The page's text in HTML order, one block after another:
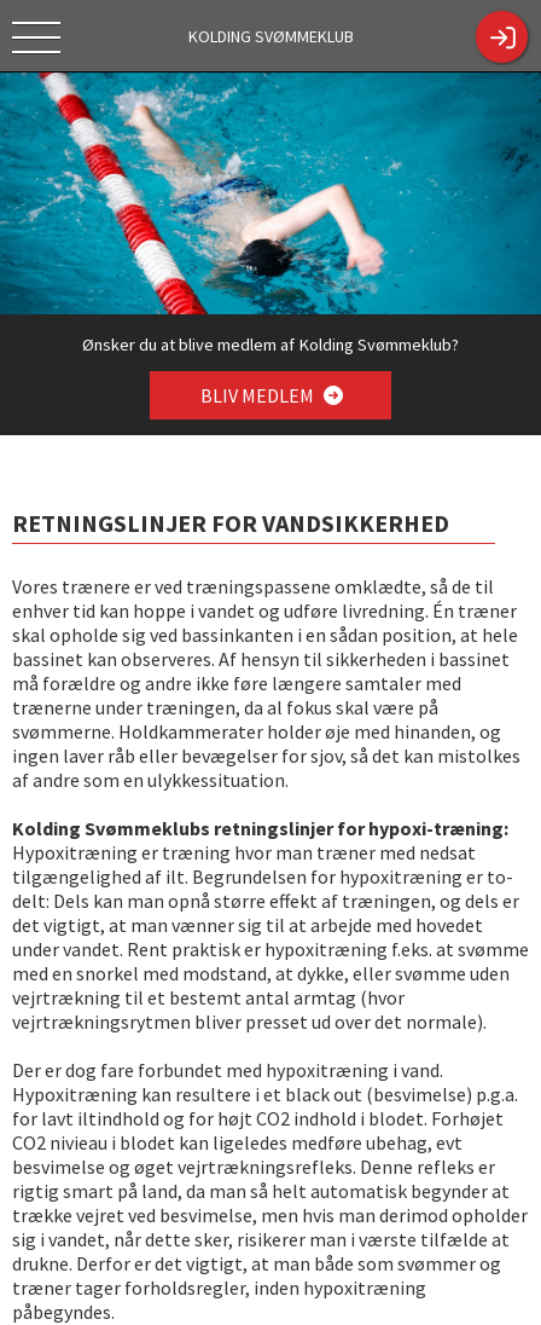
KOLDING SVØMMEKLUB
Tekstc
Tilmelding
sæson
2026/2027
https://kol
dingsk.dk/
ShowCont
entPage.a
spx?
ContentPa
geID=330
4
Ønsker du at blive medlem af Kolding Svømmeklub?
BLIV MEDLEM
RETNINGSLINJER FOR VANDSIKKERHED
Vores trænere er ved træningspassene omklædte, så de til
enhver tid kan hoppe i vandet og udføre livredning. Én træner
skal opholde sig ved bassinkanten i en sådan position, at hele
bassinet kan observeres. Af hensyn til sikkerheden i bassinet
må forældre og andre ikke føre længere samtaler med
trænerne under træningen, da al fokus skal være på
svømmerne. Holdkammerater holder øje med hinanden, og
ingen laver råb eller bevægelser for sjov, så det kan mistolkes
af andre som en ulykkessituation.
Kolding Svømmeklubs retningslinjer for hypoxi-træning:
Hypoxitræning er træning hvor man træner med nedsat
tilgængelighed af ilt. Begrundelsen for hypoxitræning er to-
delt: Dels kan man opnå større effekt af træningen, og dels er
det vigtigt, at man vænner sig til at arbejde med hovedet
under vandet. Rent praktisk er hypoxitræning f.eks. at svømme
med en snorkel med modstand, at dykke, eller svømme uden
vejrtrækning til et bestemt antal armtag (hvor
vejrtrækningsrytmen bliver presset ud over det normale).
Der er dog fare forbundet med hypoxitræning i vand.
Hypoxitræning kan resultere i et black out (besvimelse) p.g.a.
for lavt iltindhold og for højt CO2 indhold i blodet. Forhøjet
CO2 nivieau i blodet kan ligeledes medføre ubehag, evt
besvimelse og øget vejrtrækningsrefleks. Denne refleks er
rigtig smart på land, da man så helt automatisk begynder at
trække vejret ved besvimelse, men hvis man derimod opholder
sig i vandet, når dette sker, risikerer man i værste tilfælde at
drukne. Derfor er det vigtigt, at man både som svømmer og
træner tager forholdsregler, inden hypoxitræning
påbegyndes.